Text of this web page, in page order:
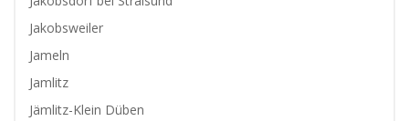
Jakobsweiler
Jameln
Jamlitz
Jämlitz-Klein Düben